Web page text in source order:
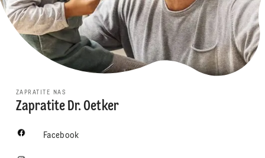
ZAPRATITE NAS
Zapratite Dr. Oetker
Facebook